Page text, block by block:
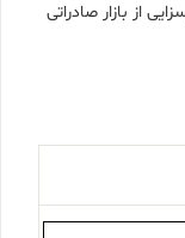
تن، سهم بسزایی از بازار صادراتی